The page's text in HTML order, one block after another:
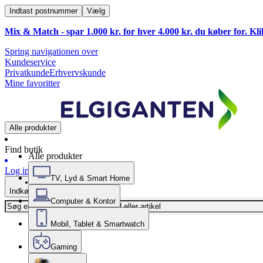
Indtast postnummer Vælg
Mix & Match - spar 1.000 kr. for hver 4.000 kr. du køber for.
Spring navigationen over
Kundeservice
PrivatkundeErhvervskunde
Mine favoritter
Alle produkter
Find butik
Log ind
Indkøbskurv
Alle produkter
TV, Lyd & Smart Home
Computer & Kontor
Mobil, Tablet & Smartwatch
Gaming